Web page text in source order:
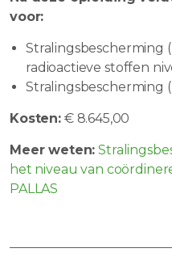
voor:
Stralingsbescherming
radioactieve stoffen
Stralingsbescherming
Kosten:€ 8.645,00
Meer weten:
het niveau van
PALLAS